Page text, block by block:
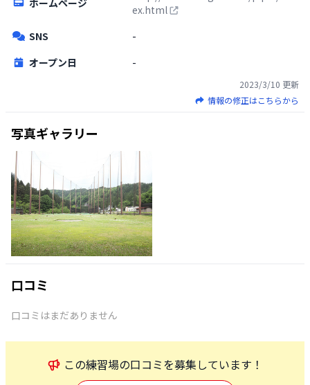
ex.html
SNS
-
オープン日
-
2023/3/10 更新
情報の修正はこちらから
写真ギャラリー
口コミ
口コミはまだありません
この練習場の口コミを募集しています！